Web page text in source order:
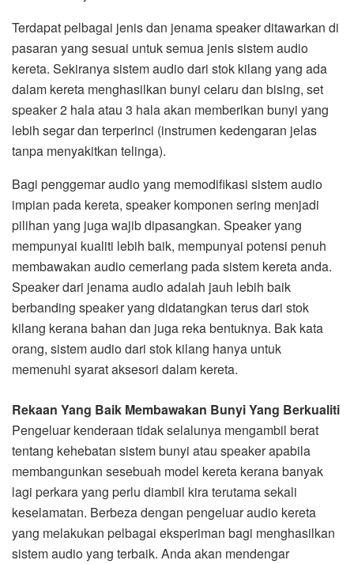
Terdapat pelbagai jenis dan jenama speaker ditawarkan di
pasaran yang sesuai untuk semua jenis sistem audio
kereta. Sekiranya sistem audio dari stok kilang yang ada
dalam kereta menghasilkan bunyi celaru dan bising, set
speaker 2 hala atau 3 hala akan memberikan bunyi yang
lebih segar dan terperinci (instrumen kedengaran jelas
tanpa menyakitkan telinga).
Bagi penggemar audio yang memodifikasi sistem audio
impian pada kereta, speaker komponen sering menjadi
pilihan yang juga wajib dipasangkan. Speaker yang
mempunyai kualiti lebih baik, mempunyai potensi penuh
membawakan audio cemerlang pada sistem kereta anda.
Speaker dari jenama audio adalah jauh lebih baik
berbanding speaker yang didatangkan terus dari stok
kilang kerana bahan dan juga reka bentuknya. Bak kata
orang, sistem audio dari stok kilang hanya untuk
memenuhi syarat aksesori dalam kereta.
Rekaan Yang Baik Membawakan Bunyi Yang Berkualiti
Pengeluar kenderaan tidak selalunya mengambil berat
tentang kehebatan sistem bunyi atau speaker apabila
membangunkan sesebuah model kereta kerana banyak
lagi perkara yang perlu diambil kira terutama sekali
keselamatan. Berbeza dengan pengeluar audio kereta
yang melakukan pelbagai eksperiman bagi menghasilkan
sistem audio yang terbaik. Anda akan mendengar